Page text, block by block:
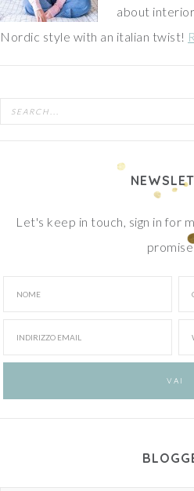
about
Nordic style with an italian twist!
Let's keep in touch, sign in for